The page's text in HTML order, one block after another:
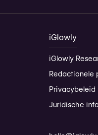
iGlowly
iGlowly
Redactionele
Privacybeleid
Juridische